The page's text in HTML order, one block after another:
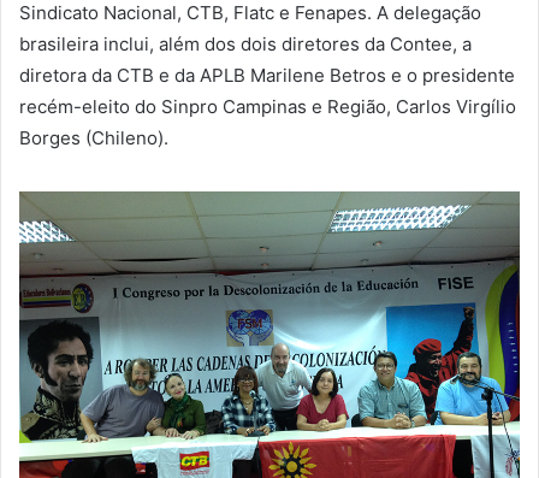
Sindicato Nacional, CTB, Flatc e Fenapes. A delegação
brasileira inclui, além dos dois diretores da Contee, a
diretora da CTB e da APLB Marilene Betros e o presidente
recém-eleito do Sinpro Campinas e Região, Carlos Virgílio
Borges (Chileno).